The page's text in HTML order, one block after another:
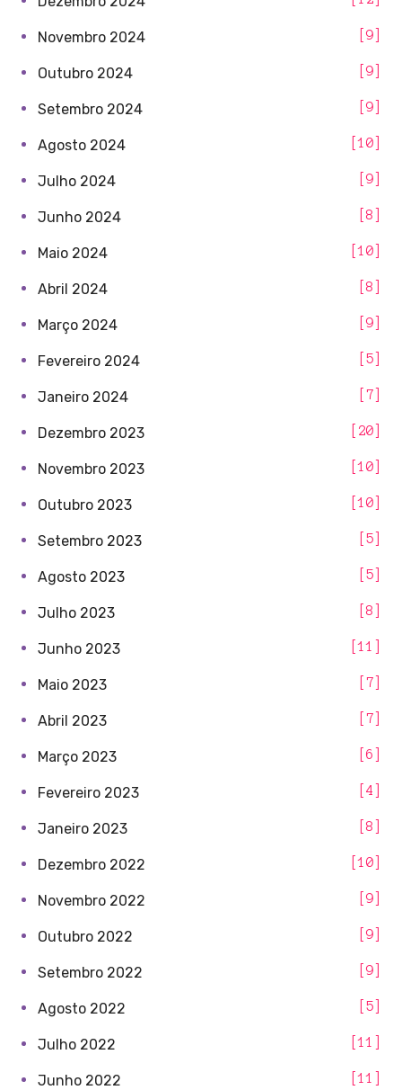
Novembro 2024 9
Outubro 2024 9
Setembro 2024 9
Agosto 2024 10
Julho 2024 9
Junho 2024 8
Maio 2024 10
Abril 2024 8
Março 2024 9
Fevereiro 2024 5
Janeiro 2024 7
Dezembro 2023 20
Novembro 2023 10
Outubro 2023 10
Setembro 2023 5
Agosto 2023 5
Julho 2023 8
Junho 2023 11
Maio 2023 7
Abril 2023 7
Março 2023 6
Fevereiro 2023 4
Janeiro 2023 8
Dezembro 2022 10
Novembro 2022 9
Outubro 2022 9
Setembro 2022 9
Agosto 2022 5
Julho 2022 11
Junho 2022 11